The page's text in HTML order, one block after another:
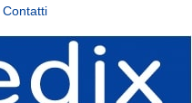
Contatti